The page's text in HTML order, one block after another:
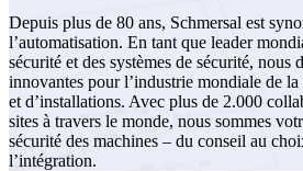
Depuis plus de 80 ans, Schmersal est
l’automatisation. En tant que leader
sécurité et des systèmes de sécurité, nous
innovantes pour l’industrie mondiale de
et d’installations. Avec plus de 2.000
sites à travers le monde, nous sommes
sécurité des machines – du conseil au
l’intégration.